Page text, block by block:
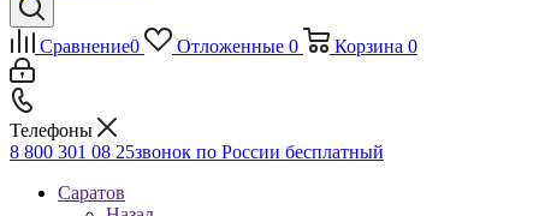
Сравнение0 Отложенные 0 Корзина 0
Телефоны
8 800 301 08 25звонок по России бесплатный
Саратов